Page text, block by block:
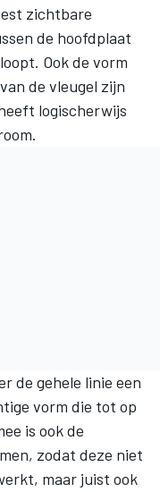
zichtbare
de hoofdplaat
Ook de vorm
de vleugel zijn
logischerwijs
de gehele linie een
vorm die tot op
is ook de
zodat deze niet
maar juist ook